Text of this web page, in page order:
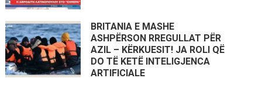
BRITANIA E MASHE
ASHPËRSON RREGULLAT PËR
AZIL – KËRKUESIT! JA ROLI QË
DO TË KETË INTELIGJENCA
ARTIFICIALE